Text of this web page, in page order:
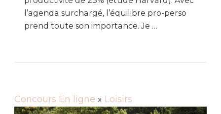
l’agenda surchargé, l’équilibre pro-perso
prend toute son importance. Je …
Concours En ligne » Loisirs